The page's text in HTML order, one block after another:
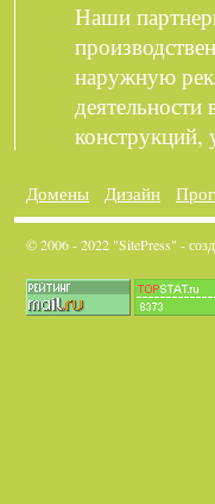
Наши
наружную
конструкций,
Домены Дизайн
© 2006 - 2022 "SitePress" -